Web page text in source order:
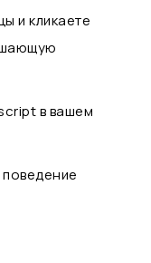
и кликаете
в вашем